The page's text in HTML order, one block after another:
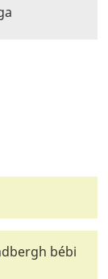
bébi